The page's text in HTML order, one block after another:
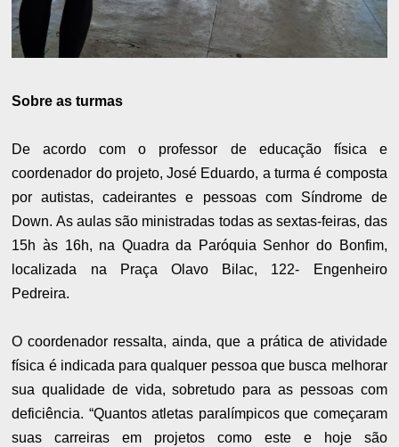
​Sobre as turmas
De acordo com o professor de educação física e
coordenador do projeto, José Eduardo, a turma é composta
por autistas, cadeirantes e pessoas com Síndrome de
Down. As aulas são ministradas todas as sextas-feiras, das
15h às 16h, na Quadra da Paróquia Senhor do Bonfim,
localizada na Praça Olavo Bilac, 122- Engenheiro
Pedreira.
O coordenador ressalta, ainda, que a prática de atividade
física é indicada para qualquer pessoa que busca melhorar
sua qualidade de vida, sobretudo para as pessoas com
deficiência. “Quantos atletas paralímpicos que começaram
suas carreiras em projetos como este e hoje são